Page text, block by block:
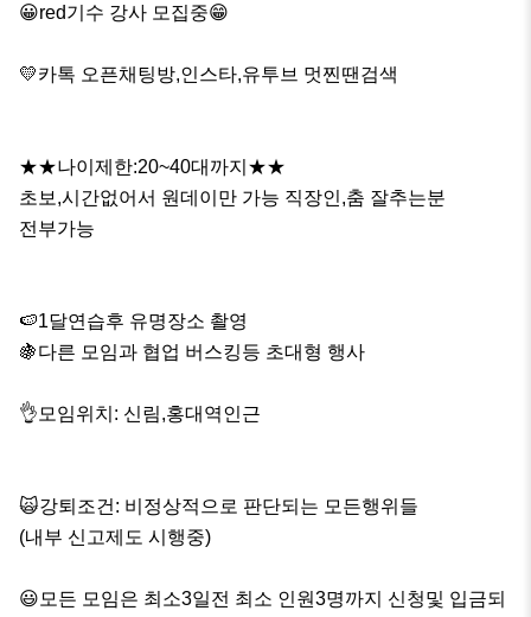
😀red기수 강사 모집중😁
💛카톡 오픈채팅방,인스타,유투브 멋찐땐검색
★★나이제한:20~40대까지★★
초보,시간없어서 원데이만 가능 직장인,춤 잘추는분
전부가능
🍉1달연습후 유명장소 촬영
🍇다른 모임과 협업 버스킹등 초대형 행사
👌모임위치: 신림,홍대역인근
🙀강퇴조건: 비정상적으로 판단되는 모든행위들
(내부 신고제도 시행중)
😃모든 모임은 최소3일전 최소 인원3명까지 신청및 입금되